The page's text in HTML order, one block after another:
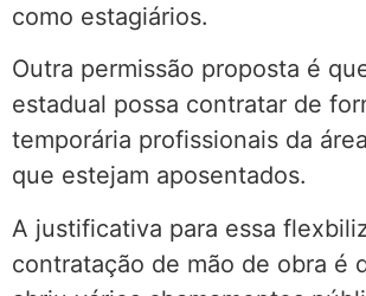
como estagiários.
Outra permissão proposta é
estadual possa contratar de
temporária profissionais da
que estejam aposentados.
A justificativa para essa
contratação de mão de obra é